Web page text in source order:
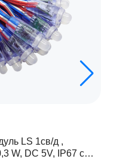
LS 1св/д ,
5V, IP67 с